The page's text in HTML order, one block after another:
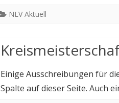
NLV Aktuell
Einige Ausschreibungen für
Spalte auf dieser Seite. Auch